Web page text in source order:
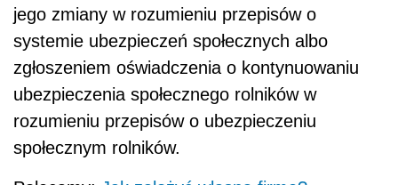
jego zmiany w rozumieniu przepisów o
systemie ubezpieczeń społecznych albo
zgłoszeniem oświadczenia o kontynuowaniu
ubezpieczenia społecznego rolników w
rozumieniu przepisów o ubezpieczeniu
społecznym rolników.